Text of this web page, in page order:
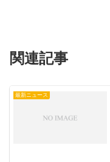
関連記事
最新ニュース